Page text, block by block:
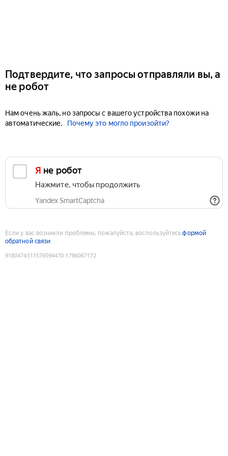
Подтвердите, что запросы отправляли вы, а
не робот
Нам очень жаль, но запросы с вашего устройства похожи на
автоматические.
Почему это могло произойти?
Я не робот
Нажмите, чтобы продолжить
Yandex SmartCaptcha
Если у вас возникли проблемы, пожалуйста, воспользуйтесьформой
обратной связи
9180474511576594470:1786067172